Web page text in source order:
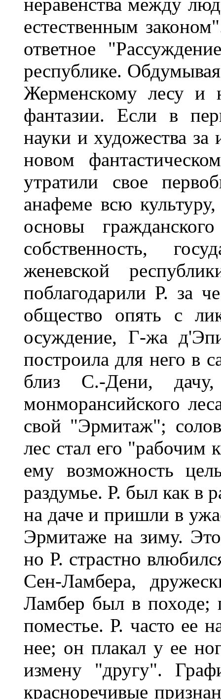
естественным
ответное
республике.
Жерменскому лесу и
фантазии. Если в
науки и художества
новом
утратили свое
анафеме всю
основы
собственность,
женевской
поблагодарили Р. за
общество опять с
осуждение, Г-жа
построила для него в
близ С.-Дени,
монморансийского
свой "Эрмитаж";
лес стал его "рабочим
ему возможность
раздумье. Р. был как в
на даче и пришли в
Эрмитаже на зиму.
но Р. страстно
Сен-Ламбера,
Ламбер был в походе;
поместье. Р. часто ее
нее; он плакал у ее
измену "другу".
красноречивые